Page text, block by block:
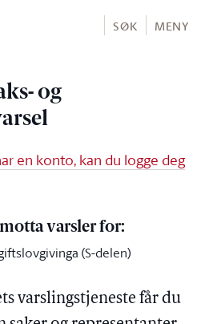
SØK MENY
og
en konto, kan du logge deg
varsler for:
(S-delen)
varslingstjeneste får du